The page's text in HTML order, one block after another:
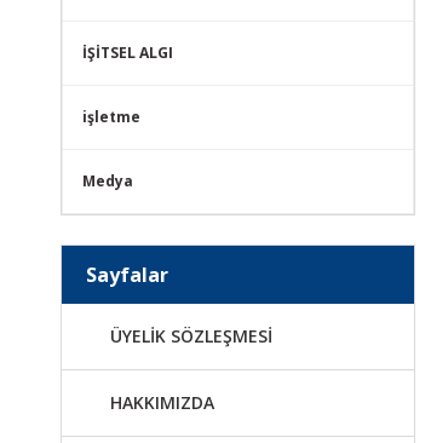
İŞİTSEL ALGI
işletme
Medya
Sayfalar
ÜYELİK SÖZLEŞMESİ
HAKKIMIZDA